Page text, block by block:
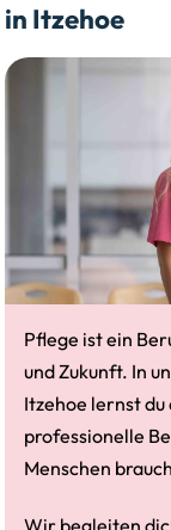
in Itzehoe
Pflege ist ein
und Zukunft. In
Itzehoe lernst du
professionelle
Menschen
Wir begleiten